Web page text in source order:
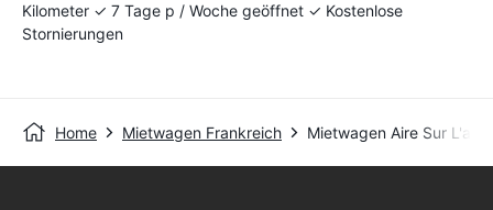
Kilometer ✓ 7 Tage p / Woche geöffnet ✓ Kostenlose
Stornierungen
Home Mietwagen Frankreich Mietwagen Aire Sur